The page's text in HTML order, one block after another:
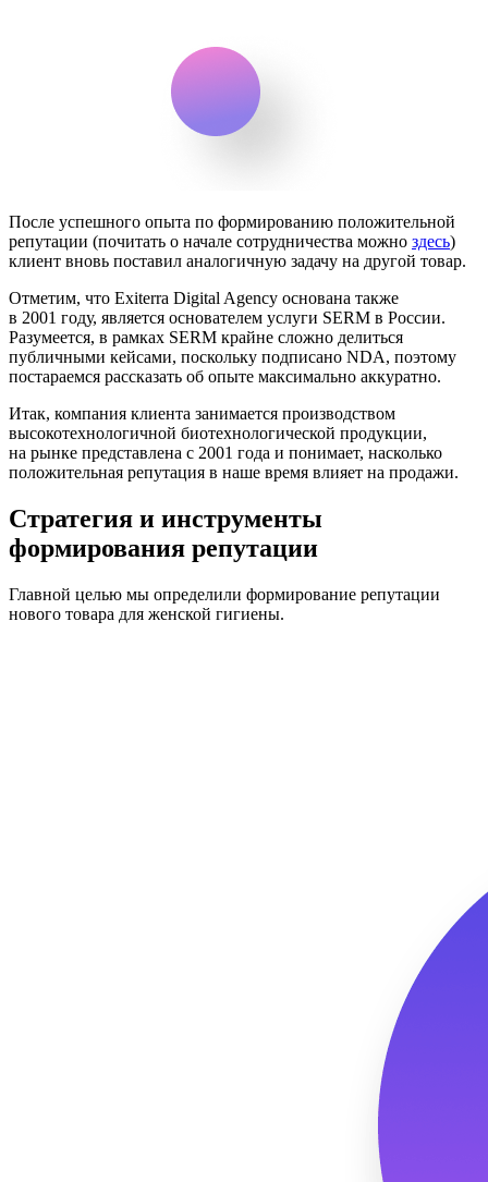
После успешного опыта по формированию положительной
репутации (почитать о начале сотрудничества можно здесь)
клиент вновь поставил аналогичную задачу на другой товар.
Отметим, что Exiterra Digital Agency основана также
в 2001 году, является основателем услуги SERM в России.
Разумеется, в рамках SERM крайне сложно делиться
публичными кейсами, поскольку подписано NDA, поэтому
постараемся рассказать об опыте максимально аккуратно.
Итак, компания клиента занимается производством
высокотехнологичной биотехнологической продукции,
на рынке представлена с 2001 года и понимает, насколько
положительная репутация в наше время влияет на продажи.
Стратегия и инструменты
формирования репутации
Главной целью мы определили формирование репутации
нового товара для женской гигиены.